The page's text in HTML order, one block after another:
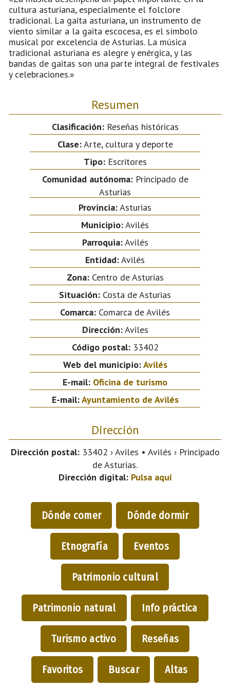
cultura asturiana, especialmente el folclore
tradicional. La gaita asturiana, un instrumento de
viento similar a la gaita escocesa, es el símbolo
musical por excelencia de Asturias. La música
tradicional asturiana es alegre y enérgica, y las
bandas de gaitas son una parte integral de festivales
y celebraciones.»
Resumen
Clasificación:Reseñas históricas
Clase:Arte, cultura y deporte
Tipo:Escritores
Comunidad autónoma:Principado de
Asturias
Provincia:Asturias
Municipio:Avilés
Parroquia:Avilés
Entidad:Avilés
Zona:Centro de Asturias
Situación: Costa de Asturias
Comarca: Comarca de Avilés
Dirección:Aviles
Código postal:33402
Web del municipio:Avilés
E-mail: Oficina de turismo
E-mail:Ayuntamiento de Avilés
Dirección
Dirección postal:33402 › Aviles • Avilés › Principado
de Asturias.
Dirección digital: Pulsa aquí
Dónde comer Dónde dormir
Etnografía Eventos
Patrimonio cultural
Patrimonio natural Info práctica
Turismo activo Reseñas
Favoritos Buscar Altas